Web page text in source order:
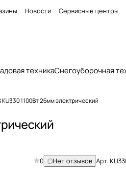
Новости Сервисные центры
техникаСнегоуборочная
1100Вт 26мм электрический
0 Нет отзывов Арт.